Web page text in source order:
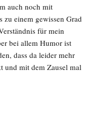
auch noch mit
einem gewissen Grad
für mein
bei allem Humor ist
dass da leider mehr
und mit dem Zausel mal